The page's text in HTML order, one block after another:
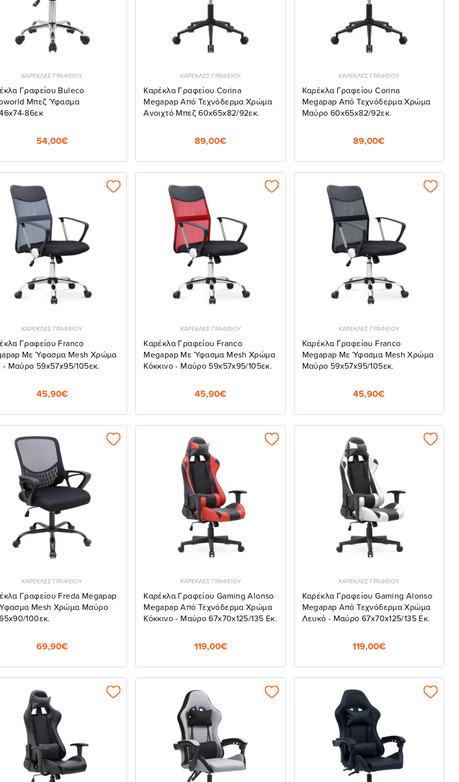
ΚΑΡΕΚΛΕΣ ΓΡΑΦΕΙΟΥ
Γραφείου Buleco
Μπεζ Ύφασμα
86εκ
54,00€
ΚΑΡΕΚΛΕΣ ΓΡΑΦΕΙΟΥ
Καρέκλα Γραφείου Corina
Megapap Από Τεχνόδερμα Χρώμα
Ανοιχτό Μπεζ 60x65x82/92εκ.
89,00€
ΚΑΡΕΚΛΕΣ ΓΡΑΦΕΙΟΥ
Καρέκλα Γραφείου Corina
Megapap Από Τεχνόδερμα Χρώμα
Μαύρο 60x65x82/92εκ.
89,00€
ΚΑΡΕΚΛΕΣ ΓΡΑΦΕΙΟΥ
Γραφείου Franco
Με Ύφασμα Mesh Χρώμα
- Μαύρο 59x57x95/105εκ.
45,90€
ΚΑΡΕΚΛΕΣ ΓΡΑΦΕΙΟΥ
Καρέκλα Γραφείου Franco
Megapap Με Ύφασμα Mesh Χρώμα
Κόκκινο - Μαύρο 59x57x95/105εκ.
45,90€
ΚΑΡΕΚΛΕΣ ΓΡΑΦΕΙΟΥ
Καρέκλα Γραφείου Franco
Megapap Με Ύφασμα Mesh Χρώμα
Μαύρο 59x57x95/105εκ.
45,90€
ΚΑΡΕΚΛΕΣ ΓΡΑΦΕΙΟΥ
Γραφείου Freda Megapap
Mesh Χρώμα Μαύρο
100εκ.
69,90€
ΚΑΡΕΚΛΕΣ ΓΡΑΦΕΙΟΥ
Καρέκλα Γραφείου Gaming Alonso
Megapap Από Τεχνόδερμα Χρώμα
Κόκκινο - Μαύρο 67x70x125/135 Εκ.
119,00€
ΚΑΡΕΚΛΕΣ ΓΡΑΦΕΙΟΥ
Καρέκλα Γραφείου Gaming Alonso
Megapap Από Τεχνόδερμα Χρώμα
Λευκό - Μαύρο 67x70x125/135 Εκ.
119,00€
💡 Νewsletter Alert 💡